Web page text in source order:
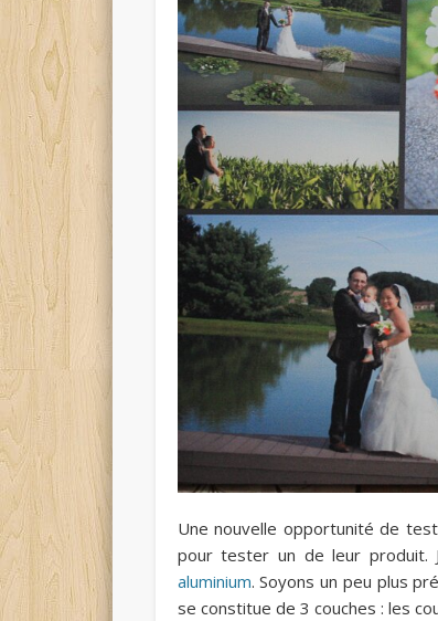
Une nouvelle opportunité de
pour tester un de leur produit.
aluminium. Soyons un peu plus
se constitue de 3 couches : les